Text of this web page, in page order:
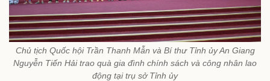
Chủ tịch Quốc hội Trần Thanh Mẫn và Bí thư Tỉnh ủy An Giang
Nguyễn Tiến Hải trao quà gia đình chính sách và công nhân lao
động tại trụ sở Tỉnh ủy